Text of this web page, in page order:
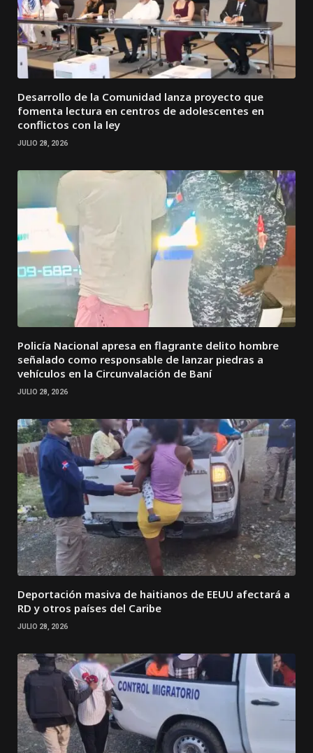
Desarrollo de la Comunidad lanza proyecto que
fomenta lectura en centros de adolescentes en
conflictos con la ley
JULIO 28, 2026
Policía Nacional apresa en flagrante delito hombre
señalado como responsable de lanzar piedras a
vehículos en la Circunvalación de Baní
JULIO 28, 2026
Deportación masiva de haitianos de EEUU afectará a
RD y otros países del Caribe
JULIO 28, 2026